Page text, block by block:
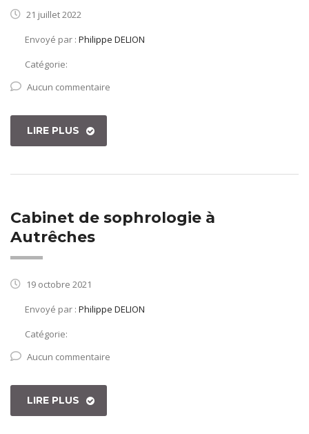
21 juillet 2022
Envoyé par : Philippe DELION
Catégorie:
Aucun commentaire
LIRE PLUS
Cabinet de sophrologie à
Autrêches
19 octobre 2021
Envoyé par : Philippe DELION
Catégorie:
Aucun commentaire
LIRE PLUS